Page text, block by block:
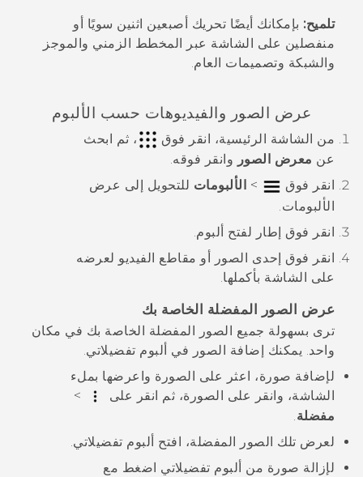
تلميح: بإمكانك أيضًا تحريك أصبعين اثنين سويًا أو
منفصلين على الشاشة عبر المخطط الزمني والموجز
والشبكة وتصميمات العام.
عرض الصور والفيديوهات حسب الألبوم
من الشاشة الرئيسية، انقر فوق
، ثم ابحث
عن معرض الصور وانقر فوقه.
انقر فوق
> الألبومات للتحويل إلى عرض
الألبومات
انقر فوق إطار لفتح ألبوم.
انقر فوق إحدى الصور أو مقاطع الفيديو لعرضه
على الشاشة بأكملها.
عرض الصور المفضلة الخاصة بك
ترى بسهولة جميع الصور المفضلة الخاصة بك في مكان
واحد. يمكنك إضافة الصور في ألبوم تفضيلاتي
لإضافة صورة، اعثر على الصورة واعرضها بملء
الشاشة، وانقر على الصورة، ثم انقر على
>
مفضلة
لعرض تلك الصور المفضلة، افتح ألبوم تفضيلاتي
لإزالة صورة من ألبوم تفضيلاتي اضغط مع